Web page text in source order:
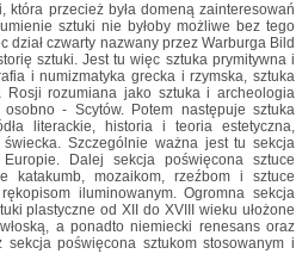
przecież była domeną zainteresowań
sztuki nie byłoby możliwe bez tego
dział czwarty nazwany przez Warburga Bild
sztuki. Jest tu więc sztuka prymitywna i
i numizmatyka grecka i rzymska, sztuka
rozumiana jako sztuka i archeologia
- Scytów. Potem następuje sztuka
literackie, historia i teoria estetyczna,
Szczególnie ważna jest tu sekcja
Dalej sekcja poświęcona sztuce
katakumb, mozaikom, rzeźbom i sztuce
iluminowanym. Ogromna sekcja
plastyczne od XII do XVIII wieku ułożone
a ponadto niemiecki renesans oraz
poświęcona sztukom stosowanym i